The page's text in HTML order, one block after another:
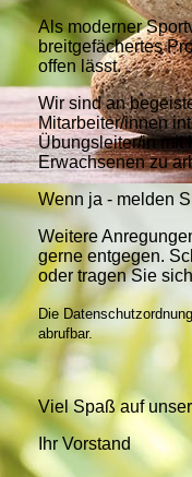
Als moderner
breitgefächertes
offen lässt.
Wir sind an
Mitarbeiter/innen
Übungsleiter/in mit
Erwachsenen zu
Wenn ja - melden
Weitere
gerne entgegen.
oder tragen Sie
Die
abrufbar.
Viel Spaß auf
Ihr Vorstand